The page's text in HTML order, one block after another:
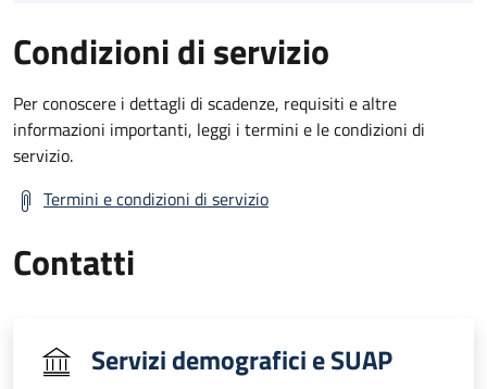
Condizioni di servizio
Per conoscere i dettagli di scadenze, requisiti e altre
informazioni importanti, leggi i termini e le condizioni di
servizio.
Termini e condizioni di servizio
Contatti
Servizi demografici e SUAP